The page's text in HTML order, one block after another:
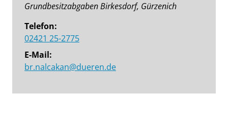
Grundbesitzabgaben Birkesdorf, Gürzenich
Telefon:
02421 25-2775
E-Mail:
br.nalcakan@dueren.de